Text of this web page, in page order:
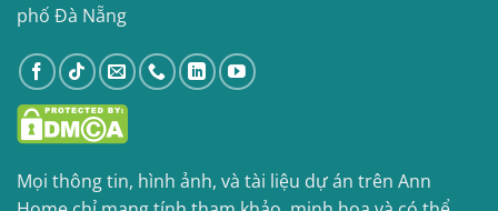
phố Đà Nẵng
Mọi thông tin, hình ảnh, và tài liệu dự án trên Ann